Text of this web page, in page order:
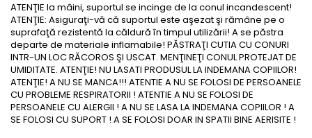
ATENŢIE la mâini, suportul se incinge de la conul incandescent!
ATENŢIE: Asiguraţi-vă că suportul este aşezat şi rămâne pe o
suprafaţă rezistentă la căldură în timpul utilizării! A se păstra
departe de materiale inflamabile! PĂSTRAŢI CUTIA CU CONURI
INTR-UN LOC RĂCOROS ŞI USCAT. MENŢINEŢI CONUL PROTEJAT DE
UMIDITATE. ATENŢIE! NU LASATI PRODUSUL LA INDEMANA COPIILOR!
ATENŢIE! A NU SE MANCA!!! ATENTIE A NU SE FOLOSI DE PERSOANELE
CU PROBLEME RESPIRATORII ! ATENTIE A NU SE FOLOSI DE
PERSOANELE CU ALERGII ! A NU SE LASA LA INDEMANA COPIILOR ! A
SE FOLOSI CU SUPORT ! A SE FOLOSI DOAR IN SPATII BINE AERISITE !